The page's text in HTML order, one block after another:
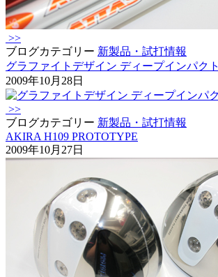
>>
ブログカテゴリー 新製品・試打情報
グラファイトデザイン ディープインパクト
2009年10月28日
>>
ブログカテゴリー 新製品・試打情報
AKIRA H109 PROTOTYPE
2009年10月27日